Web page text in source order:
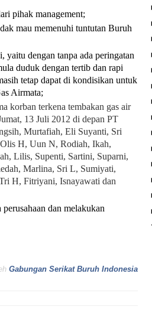
pihak management;
mau memenuhi tuntutan Buruh
yaitu dengan tanpa ada peringatan
duduk dengan tertib dan rapi
tetap dapat di kondisikan untuk
Airmata;
korban terkena tembakan gas air
13 Juli 2012 di depan PT
Murtafiah, Eli Suyanti, Sri
H, Uun N, Rodiah, Ikah,
Lilis, Supenti, Sartini, Suparni,
Marlina, Sri L, Sumiyati,
H, Fitriyani, Isnayawati dan
dan melakukan
Gabungan Serikat Buruh Indonesia